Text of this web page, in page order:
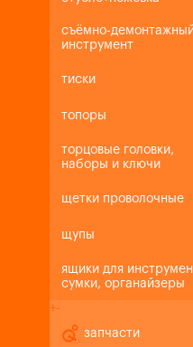
съёмно-
инструмент
тиски
топоры
торцовые головки,
наборы и ключи
щетки проволочные
щупы
ящики для
сумки, органайзеры
+-
запчасти